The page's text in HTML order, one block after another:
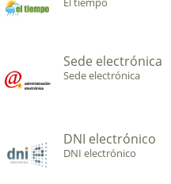
Sede electrónica
Sede electrónica
DNI electrónico
DNI electrónico